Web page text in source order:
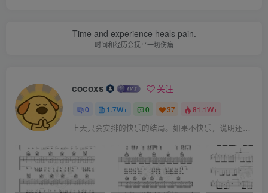
Time and experience heals pain.
时间和经历会抚平一切伤痛
cocoxs 关注
0 1.7W+ 0 37 81.1W+
上天只会安排的快乐的结局。如果不快乐，说明还不是最后结局